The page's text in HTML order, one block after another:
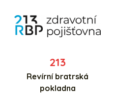
213
Revírní bratrská
pokladna